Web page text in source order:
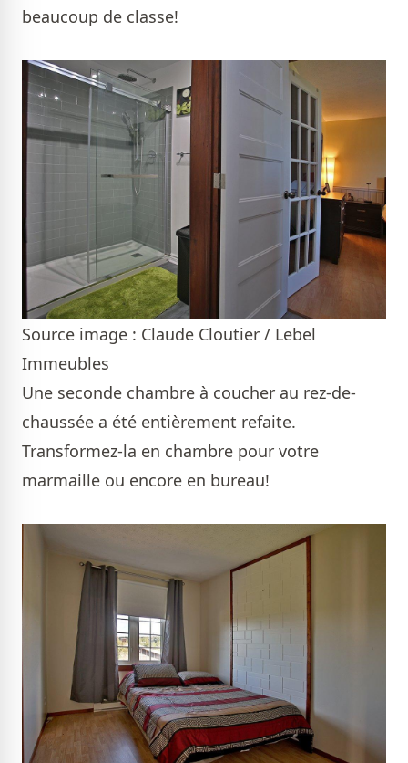
beaucoup de classe!
Source image : Claude Cloutier / Lebel
Immeubles
Une seconde chambre à coucher au rez-de-
chaussée a été entièrement refaite.
Transformez-la en chambre pour votre
marmaille ou encore en bureau!